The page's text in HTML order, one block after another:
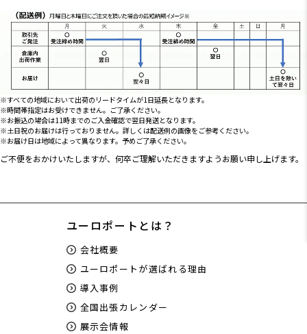
すべての地域において出荷のリードタイムが1日延長となります。
時間帯指定はお受けできません。ご了承ください。
お振込の場合は11時までのご入金確認で翌日発送となります。
土日祝のお届けは行っておりません。詳しくは配送例の画像をご参考ください。
お届け日は地域によって異なります。予めご了承ください。
ご不便をおかけいたしますが、何卒ご理解いただきますようお願い申し上げます。
ユーロポートとは？
会社概要
ユーロポートが選ばれる理由
導入事例
全国出張カレンダー
展示会情報